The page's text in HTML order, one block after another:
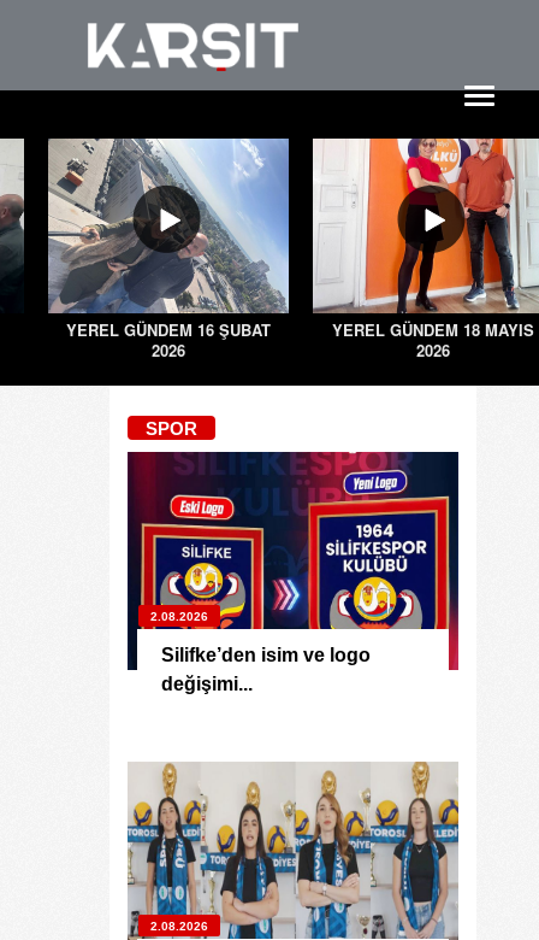
YEREL GÜNDEM 16 ŞUBAT
2026
YEREL GÜNDEM 18 MAYIS
2026
SPOR
2.08.2026
Silifke’den isim ve logo
değişimi...
2.08.2026